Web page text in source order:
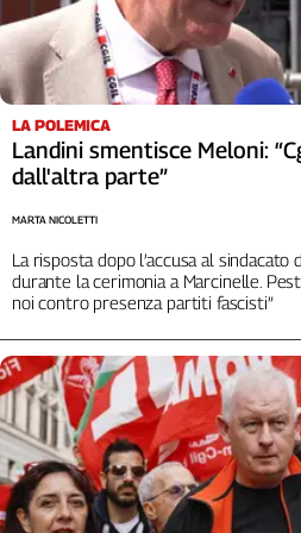
L'Italia
nel
Lavoro
Territori
Abruzzo-
Molise
Alto
Basilicata
Calabria
Campania
Emilia-
Romagna
Friuli
Venezia
Giulia
Lazio
LA POLEMICA
Landini smentisce Meloni:
dall'altra parte”
La risposta dopo l’accusa al
durante la cerimonia a Marcinelle.
noi contro presenza partiti fascisti”
MARTA NICOLETTI